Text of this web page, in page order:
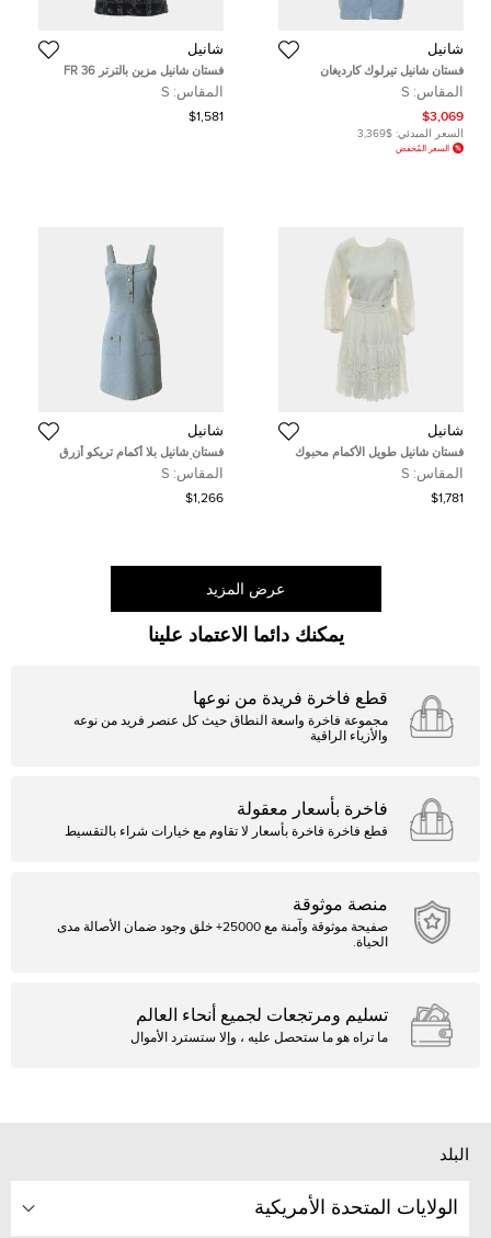
شانيل
فستان شانيل تيرلوك كارديغان
المقاس: S
$3,069
السعر المبدئي: $3,369
السعر المُخفض
شانيل
فستان شانيل مزين بالترتر FR 36
المقاس: S
$1,581
شانيل
فستان شانيل طويل الأكمام محبوك
مقاس فرنسي 34
المقاس: S
$1,781
شانيل
فستان شانيل بلا أكمام تريكو أزرق
فاتح للأطفال FR مقاس 36
المقاس: S
$1,266
عرض المزيد
يمكنك دائما الاعتماد علينا
قطع فاخرة فريدة من نوعها
مجموعة فاخرة واسعة النطاق حيث كل عنصر فريد من نوعه
والأزياء الراقية
فاخرة بأسعار معقولة
قطع فاخرة فاخرة بأسعار لا تقاوم مع خيارات شراء بالتقسيط
منصة موثوقة
صفيحة موثوقة وآمنة مع 25000+ خلق وجود ضمان الأصالة مدى
الحياة.
تسليم ومرتجعات لجميع أنحاء العالم
ما تراه هو ما ستحصل عليه ، وإلا ستسترد الأموال
البلد
الولايات المتحدة الأمريكية